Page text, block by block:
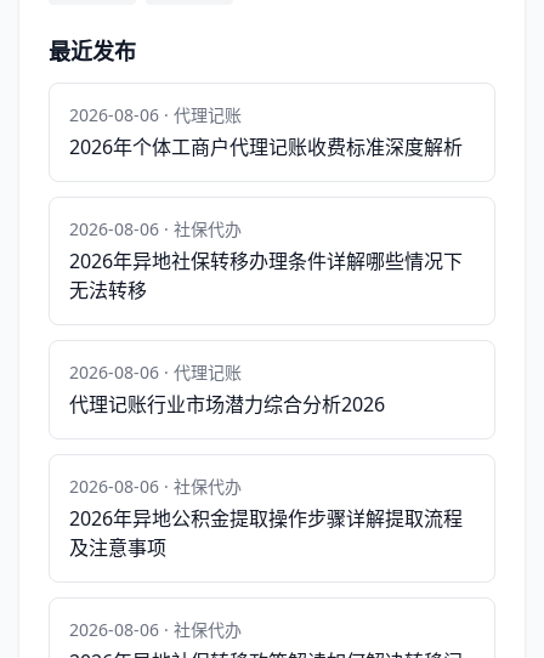
最近发布
2026-08-06 · 代理记账
2026年个体工商户代理记账收费标准深度解析
2026-08-06 · 社保代办
2026年异地社保转移办理条件详解哪些情况下
无法转移
2026-08-06 · 代理记账
代理记账行业市场潜力综合分析2026
2026-08-06 · 社保代办
2026年异地公积金提取操作步骤详解提取流程
及注意事项
2026-08-06 · 社保代办